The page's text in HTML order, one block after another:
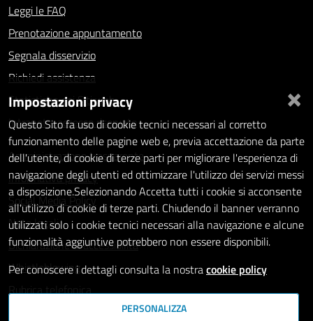
Leggi le FAQ
Prenotazione appuntamento
Segnala disservizio
Richiedi assistenza
Statistiche dei Siti web
Intranet - accesso riservato
Amministrazione trasparente
Informativa privacy
Social Media Policy
Note legali
Dichiarazione di accessibilità
Whistleblowing
Rubrica telefonica
×
Impostazioni privacy
Questo Sito fa uso di cookie tecnici necessari al corretto
funzionamento delle pagine web e, previa accettazione da parte
dell'utente, di cookie di terze parti per migliorare l'esperienza di
navigazione degli utenti ed ottimizzare l'utilizzo dei servizi messi
a disposizione.Selezionando Accetta tutti i cookie si acconsente
all'utilizzo di cookie di terze parti. Chiudendo il banner verranno
utilizzati solo i cookie tecnici necessari alla navigazione e alcune
funzionalità aggiuntive potrebbero non essere disponibili.
Per conoscere i dettagli consulta la nostracookie policy
PERSONALIZZA